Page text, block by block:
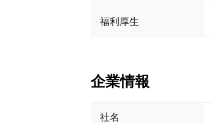
福利厚生
企業情報
社名